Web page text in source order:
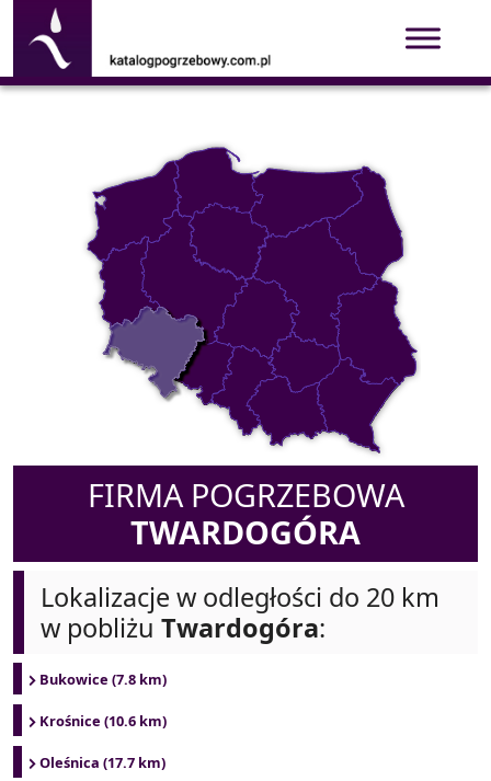
FIRMA POGRZEBOWA
TWARDOGÓRA
Lokalizacje w odległości do 20 km
w pobliżu Twardogóra:
Bukowice (7.8 km)
Krośnice (10.6 km)
Oleśnica (17.7 km)